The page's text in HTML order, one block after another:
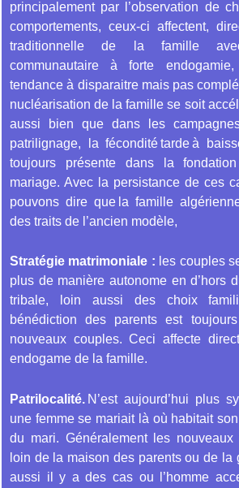
principalement par l’observation de
comportements, ceux-ci affectent,
traditionnelle de la famille
communautaire à forte
tendance à disparaitre mais pas
nucléarisation de la famille se soit
aussi bien que dans les
patrilignage, la fécondité tarde à
toujours présente dans la
mariage. Avec la persistance de ces
pouvons dire que la famille
des traits de l’ancien modèle,
Stratégie matrimoniale : les couples
plus de manière autonome en d’hors
tribale, loin aussi des choix
bénédiction des parents est
nouveaux couples. Ceci affecte
endogame de la famille.
Patrilocalité. N’est aujourd’hui plus
une femme se mariait là où habitait
du mari. Généralement les nouveaux
loin de la maison des parents ou de la
aussi il y a des cas ou l’homme